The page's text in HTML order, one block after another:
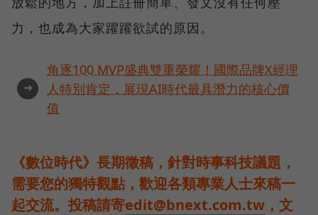
力，也成為大家躍躍欲試的原因。
➜
角逐100 MVP盛典雙重榮耀！國際品牌X經理
人特別肯定，展現AI時代最具潛力的核心價
值
《數位時代》長期徵稿，針對時事科技議題，
需要您的獨特觀點，歡迎各類專業人士來稿一
起交流。投稿請寄edit@bnext.com.tw ，文